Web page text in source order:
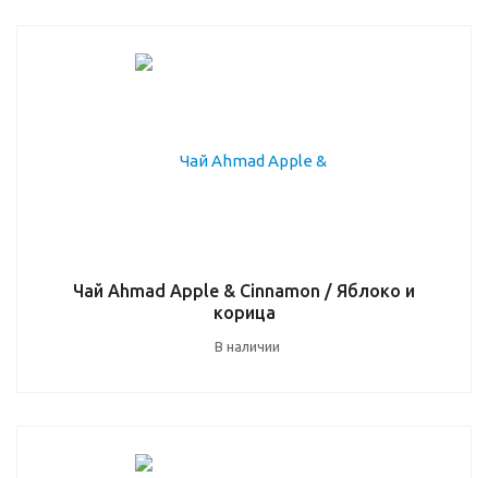
Чай Ahmad Apple & Cinnamon / Яблоко и
корица
В наличии